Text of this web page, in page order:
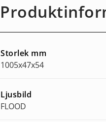
Storlek mm
1005x47x54
Ljusbild
FLOOD